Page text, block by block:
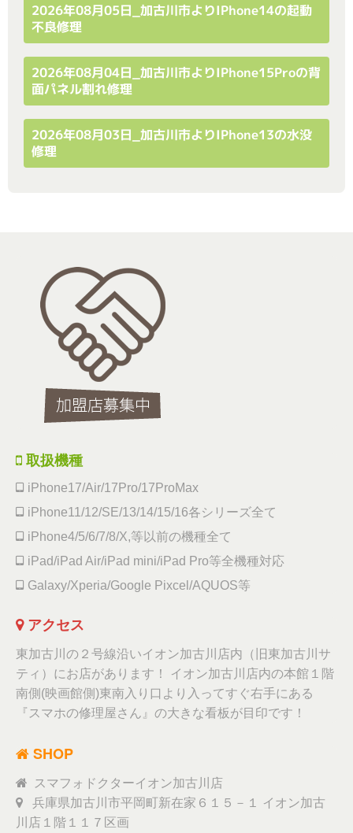
2026年08月05日_加古川市よりiPhone14の起動
不良修理
2026年08月04日_加古川市よりiPhone15Proの背
面パネル割れ修理
2026年08月03日_加古川市よりiPhone13の水没
修理
取扱機種
iPhone17/Air/17Pro/17ProMax
iPhone11/12/SE/13/14/15/16各シリーズ全て
iPhone4/5/6/7/8/X,等以前の機種全て
iPad/iPad Air/iPad mini/iPad Pro等全機種対応
Galaxy/Xperia/Google Pixcel/AQUOS等
アクセス
東加古川の２号線沿いイオン加古川店内（旧東加古川サ
ティ）にお店があります！ イオン加古川店内の本館１階
南側(映画館側)東南入り口より入ってすぐ右手にある
『スマホの修理屋さん』の大きな看板が目印です！
SHOP
スマフォドクターイオン加古川店
兵庫県加古川市平岡町新在家６１５－１ イオン加古
川店１階１１７区画